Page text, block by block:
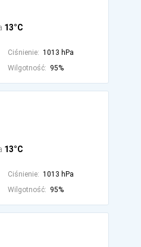
13°C
Ciśnienie: 1013 hPa
Wilgotność: 95%
13°C
Ciśnienie: 1013 hPa
Wilgotność: 95%